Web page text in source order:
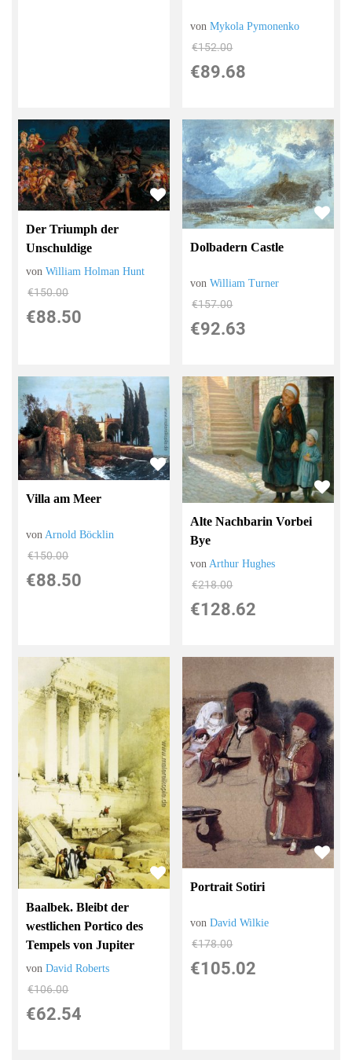
vonMykola Pymonenko
€152.00
€89.68
Der Triumph der
Unschuldige
vonWilliam Holman Hunt
€150.00
€88.50
Dolbadern Castle
vonWilliam Turner
€157.00
€92.63
Villa am Meer
von Arnold Böcklin
€150.00
€88.50
Alte Nachbarin Vorbei
Bye
vonArthur Hughes
€218.00
€128.62
Baalbek. Bleibt der
westlichen Portico des
Tempels von Jupiter
vonDavid Roberts
€106.00
€62.54
Portrait Sotiri
vonDavid Wilkie
€178.00
€105.02